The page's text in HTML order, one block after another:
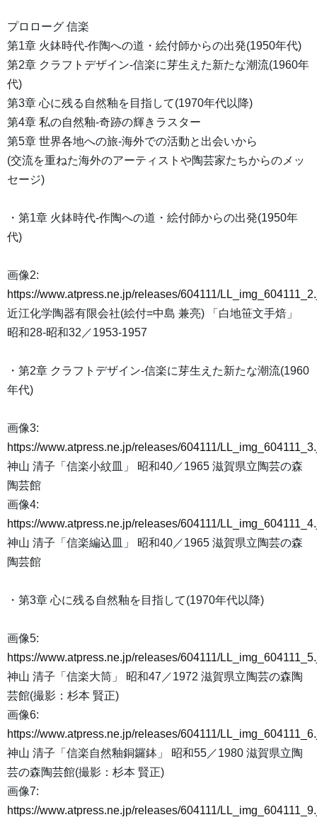
プロローグ 信楽
第1章 火鉢時代-作陶への道・絵付師からの出発(1950年代)
第2章 クラフトデザイン-信楽に芽生えた新たな潮流(1960年
代)
第3章 心に残る自然釉を目指して(1970年代以降)
第4章 私の自然釉-奇跡の輝きラスター
第5章 世界各地への旅-海外での活動と出会いから
(交流を重ねた海外のアーティストや陶芸家たちからのメッ
セージ)
・第1章 火鉢時代-作陶への道・絵付師からの出発(1950年
代)
画像2:
https://www.atpress.ne.jp/releases/604111/
近江化学陶器有限会社(絵付=中島 兼亮) 「白地笹文手焙」
昭和28-昭和32／1953-1957
・第2章 クラフトデザイン-信楽に芽生えた新たな潮流(1960
年代)
画像3:
https://www.atpress.ne.jp/releases/604111/
神山 清子「信楽小紋皿」 昭和40／1965 滋賀県立陶芸の森
陶芸館
画像4:
https://www.atpress.ne.jp/releases/604111/
神山 清子「信楽編込皿」 昭和40／1965 滋賀県立陶芸の森
陶芸館
・第3章 心に残る自然釉を目指して(1970年代以降)
画像5:
https://www.atpress.ne.jp/releases/604111/
神山 清子「信楽大筒」 昭和47／1972 滋賀県立陶芸の森陶
芸館(撮影：杉本 賢正)
画像6:
https://www.atpress.ne.jp/releases/604111/
神山 清子「信楽自然釉銅鑼鉢」 昭和55／1980 滋賀県立陶
芸の森陶芸館(撮影：杉本 賢正)
画像7:
https://www.atpress.ne.jp/releases/604111/